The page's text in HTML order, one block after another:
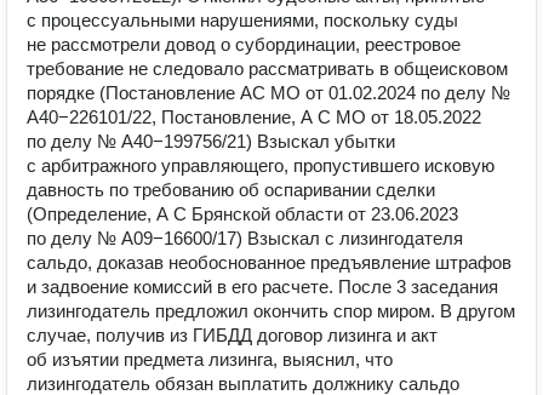
с процессуальными нарушениями, поскольку суды
не рассмотрели довод о субординации, реестровое
требование не следовало рассматривать в общеисковом
порядке (Постановление АС МО от 01.02.2024 по делу №
А40−226101/22, Постановление, А С МО от 18.05.2022
по делу № А40−199756/21) Взыскал убытки
с арбитражного управляющего, пропустившего исковую
давность по требованию об оспаривании сделки
(Определение, А С Брянской области от 23.06.2023
по делу № А09−16600/17) Взыскал с лизингодателя
сальдо, доказав необоснованное предъявление штрафов
и задвоение комиссий в его расчете. После 3 заседания
лизингодатель предложил окончить спор миром. В другом
случае, получив из ГИБДД договор лизинга и акт
об изъятии предмета лизинга, выяснил, что
лизингодатель обязан выплатить должнику сальдо